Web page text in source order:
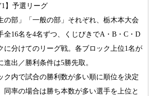
】予選リーグ
の部」「一般の部」それぞれ、栃木本大会
全16名を4名ずつ、くじびきでA・B・C・D
に分けてのリーグ戦。各ブロック上位1名が
進出／勝利条件は5勝先取。
ク内で試合の勝利数が多い順に順位を決定
同率の場合は勝ち本数が多い選手を上位と